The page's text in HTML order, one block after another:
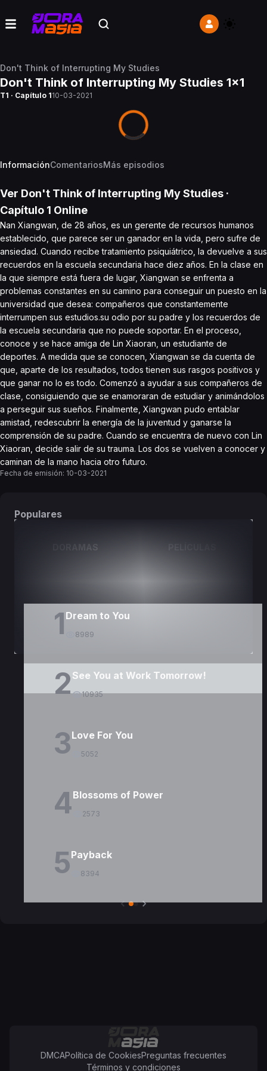
Don't Think of Interrupting My Studies
Don't Think of Interrupting My Studies 1x1
T1 · Capítulo 110-03-2021
InformaciónComentariosMás episodios
Ver Don't Think of Interrupting My Studies ·
Capítulo 1 Online
Nan Xiangwan, de 28 años, es un gerente de recursos humanos
establecido, que parece ser un ganador en la vida, pero sufre de
ansiedad. Cuando recibe tratamiento psiquiátrico, la devuelve a sus
recuerdos en la escuela secundaria hace diez años. En la clase en
la que siempre está fuera de lugar, Xiangwan se enfrenta a
problemas constantes en su camino para conseguir un puesto en la
universidad que desea: compañeros que constantemente
interrumpen sus estudios.su odio por su padre y los recuerdos de
la escuela secundaria que no puede soportar. En el proceso,
conoce y se hace amiga de Lin Xiaoran, un estudiante de
deportes. A medida que se conocen, Xiangwan se da cuenta de
que, aparte de los resultados, todos tienen sus rasgos positivos y
que ganar no lo es todo. Comenzó a ayudar a sus compañeros de
clase, consiguiendo que se enamoraran de estudiar y animándolos
a perseguir sus sueños. Finalmente, Xiangwan pudo entablar
amistad, redescubrir la energía de la juventud y ganarse la
comprensión de su padre. Cuando se encuentra de nuevo con Lin
Xiaoran, decide salir de su trauma. Los dos se vuelven a conocer y
caminan de la mano hacia otro futuro.
Fecha de emisión: 10-03-2021
Populares
DORAMAS PELÍCULAS
1 Dream to You
8989
2See You at Work Tomorrow!
10935
3Love For You
5052
4Blossoms of Power
2573
5Payback
8394
DMCAPolítica de CookiesPreguntas frecuentes
Términos y condiciones